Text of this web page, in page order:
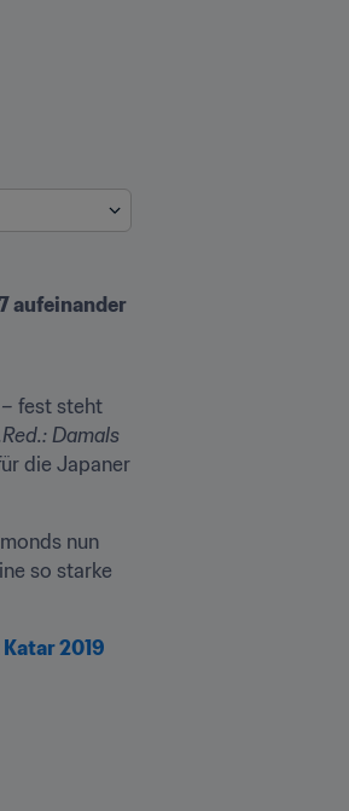
aufeinander
fest steht
Damals
die Japaner
nun
so starke
2019